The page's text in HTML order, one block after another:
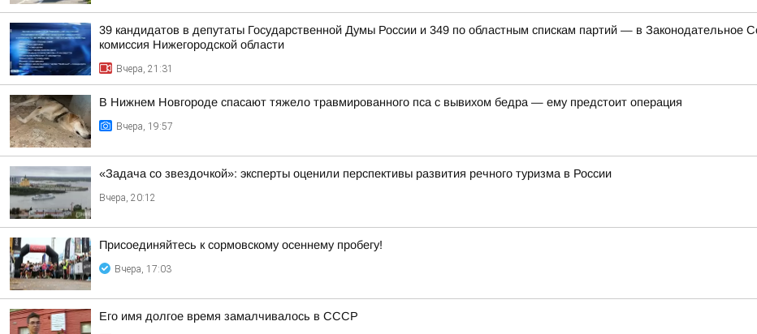
39 кандидатов в депутаты Государственной Думы России и 349 по областным спискам партий — в Законодательное
комиссия Нижегородской области
Вчера, 21:31
В Нижнем Новгороде спасают тяжело травмированного пса с вывихом бедра — ему предстоит операция
Вчера, 19:57
«Задача со звездочкой»: эксперты оценили перспективы развития речного туризма в России
Вчера, 20:12
Присоединяйтесь к сормовскому осеннему пробегу!
Вчера, 17:03
Его имя долгое время замалчивалось в СССР